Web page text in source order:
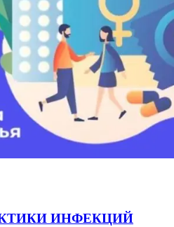
ИНФЕКЦИЙ